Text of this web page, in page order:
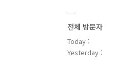
전체 방문자
Today :
Yesterday :